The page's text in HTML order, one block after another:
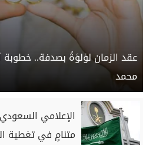
عقد الزمان لؤلؤةً بصدفة..
محمد
الإعلامي
متنامٍ في تغطية